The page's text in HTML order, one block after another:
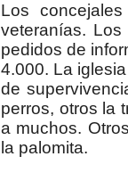
Los
veteranías.
pedidos de
4.000. La
de
perros, otros la
a muchos.
la palomita.